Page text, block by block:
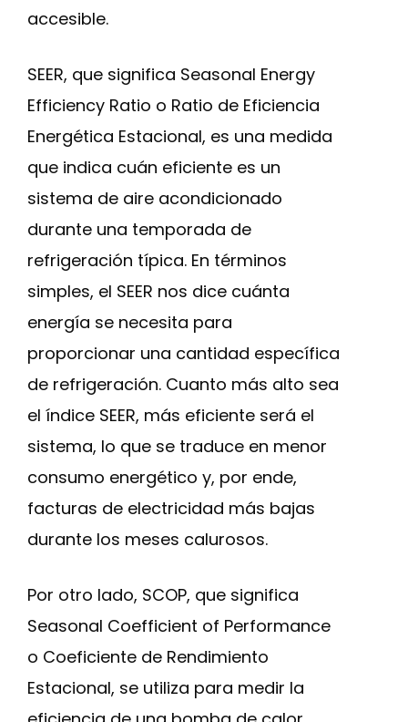
accesible.
SEER, que significa Seasonal Energy
Efficiency Ratio o Ratio de Eficiencia
Energética Estacional, es una medida
que indica cuán eficiente es un
sistema de aire acondicionado
durante una temporada de
refrigeración típica. En términos
simples, el SEER nos dice cuánta
energía se necesita para
proporcionar una cantidad específica
de refrigeración. Cuanto más alto sea
el índice SEER, más eficiente será el
sistema, lo que se traduce en menor
consumo energético y, por ende,
facturas de electricidad más bajas
durante los meses calurosos.
Por otro lado, SCOP, que significa
Seasonal Coefficient of Performance
o Coeficiente de Rendimiento
Estacional, se utiliza para medir la